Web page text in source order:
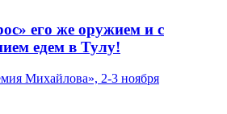
его же оружием и с
едем в Тулу!
Михайлова», 2-3 ноября